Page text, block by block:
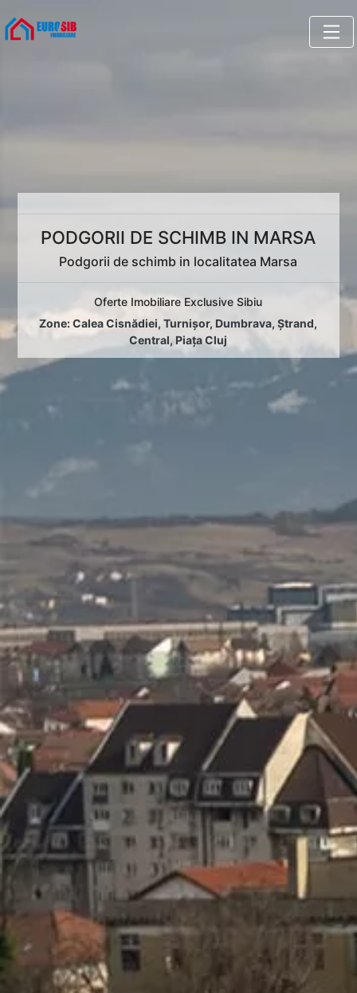
PODGORII DE SCHIMB IN MARSA
Podgorii de schimb in localitatea Marsa
Oferte Imobiliare Exclusive Sibiu
Zone:Calea Cisnădiei,Turnișor, Dumbrava,Ștrand,
Central,Piața Cluj